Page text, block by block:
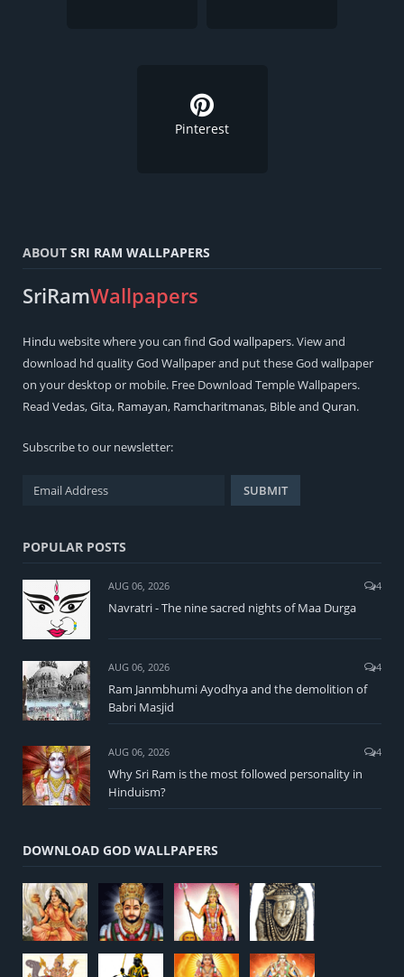
Pinterest
ABOUT SRI RAM WALLPAPERS
SriRamWallpapers
Hindu website where you can find God wallpapers. View and
download hd quality God Wallpaper and put these God wallpaper
on your desktop or mobile. Free Download Temple Wallpapers.
Read Vedas,Gita, Ramayan, Ramcharitmanas, Bibleand Quran.
Subscribe to our newsletter:
POPULAR POSTS
AUG 06, 2026 4
Navratri - The nine sacred nights of Maa Durga
AUG 06, 2026 4
Ram Janmbhumi Ayodhya and the demolition of
Babri Masjid
AUG 06, 2026 4
Why Sri Ram is the most followed personality in
Hinduism?
DOWNLOAD GOD WALLPAPERS